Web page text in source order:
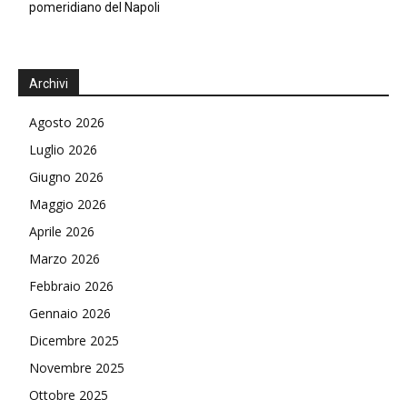
pomeridiano del Napoli
Archivi
Agosto 2026
Luglio 2026
Giugno 2026
Maggio 2026
Aprile 2026
Marzo 2026
Febbraio 2026
Gennaio 2026
Dicembre 2025
Novembre 2025
Ottobre 2025